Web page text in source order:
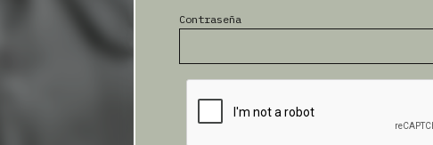
Contraseña